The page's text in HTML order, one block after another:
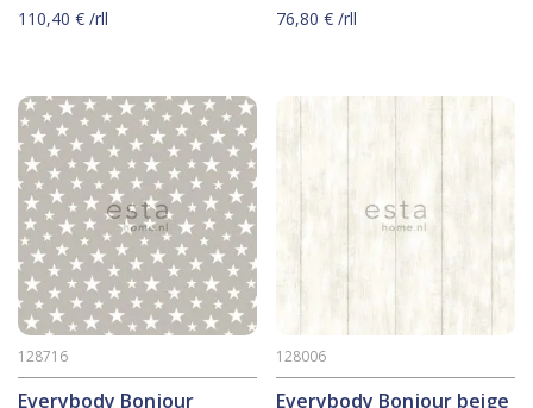
110,40 € /rll 76,80€ /rll
Everybody Bonjour
128716
Everybody Bonjour beige
128006